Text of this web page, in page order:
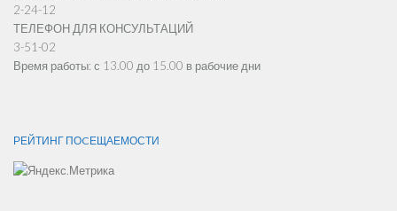
2-24-12
ТЕЛЕФОН ДЛЯ КОНСУЛЬТАЦИЙ
3-51-02
Время работы: с 13.00 до 15.00 в рабочие дни
РЕЙТИНГ ПОCЕЩАЕМОСТИ